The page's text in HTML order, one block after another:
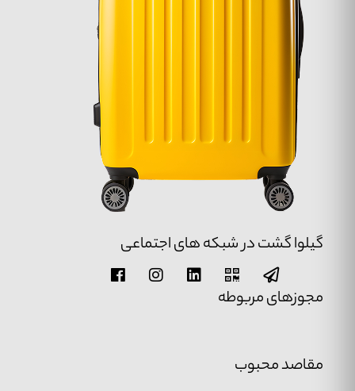
مقاصد محبوب
گیلوا گشت در شبکه های اجتماعی
مجوزهای مربوطه